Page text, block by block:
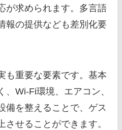
が求められます。多言語
報の提供なども差別化要
も重要な要素です。基本
Wi-Fi環境、エアコン、
備を整えることで、ゲス
させることができます。